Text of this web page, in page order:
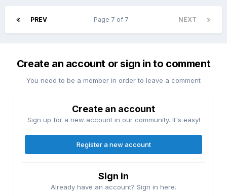
PREV NEXT
Page 7 of 7
Create an account or sign in to comment
You need to be a member in order to leave a comment
Create an account
Sign up for a new account in our community. It's easy!
Register a new account
Sign in
Already have an account? Sign in here.